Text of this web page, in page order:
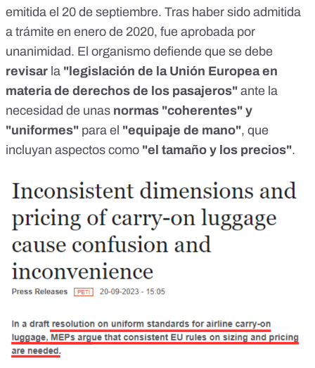
emitida el 20 de septiembre. Tras haber sido admitida
a trámite en enero de 2020, fue aprobada por
unanimidad. El organismo defiende que se debe
revisar la "legislación de la Unión Europea en
materia de derechos de los pasajeros" ante la
necesidad de unas normas "coherentes" y
"uniformes" para el "equipaje de mano", que
incluyan aspectos como "el tamaño y los precios".